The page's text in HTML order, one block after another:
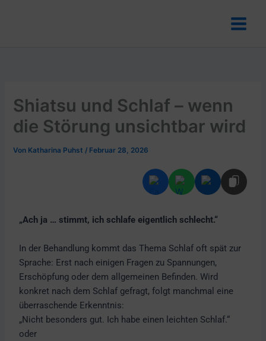
Shiatsu und Schlaf – wenn
die Störung unsichtbar wird
Von Katharina Puhst/ Februar 28, 2026
„Ach ja … stimmt, ich schlafe eigentlich schlecht.“
In der Behandlung kommt das Thema Schlaf oft spät zur
Sprache: Erst nach einigen Fragen zu Spannungen,
Erschöpfung oder dem allgemeinen Befinden. Wird
konkret nach dem Schlaf gefragt, folgt manchmal eine
überraschende Erkenntnis:
„Nicht besonders gut. Ich habe einen leichten Schlaf.“
oder